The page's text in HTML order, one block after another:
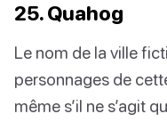
25. Quahog
Le nom de la ville
personnages de
même s’il ne s’agit